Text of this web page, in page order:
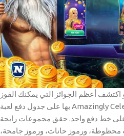
أعظم الجوائز التي يمكنك الفوز
بها على جدول دفع لعبة Amazingly Celebrity أدناه. اربح الجائزة الكبرى
على خط دفع واحد. حقق مجموعات رابحة
محظوظة، ورموز حانات، ورموز جامحة،